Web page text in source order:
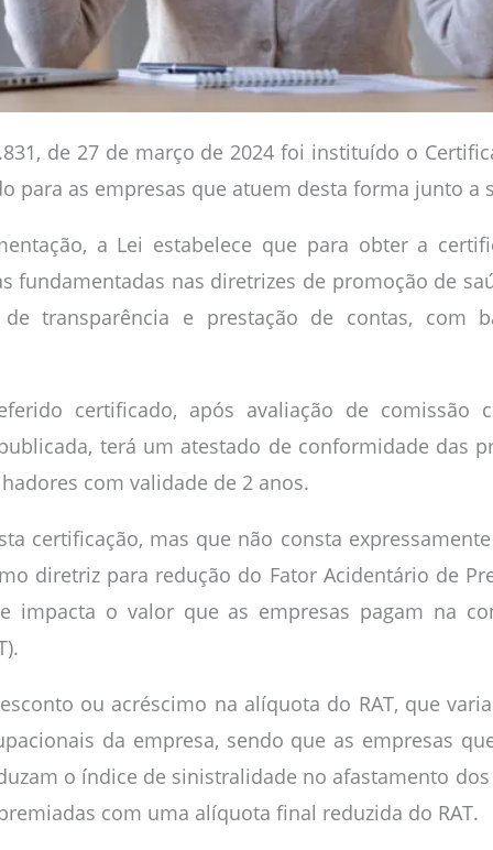
de 27 de março de 2024 foi instituído o
para as empresas que atuem desta forma junto a
a Lei estabelece que para obter a
fundamentadas nas diretrizes de promoção de
transparência e prestação de contas, com
certificado, após avaliação de comissão
terá um atestado de conformidade das
com validade de 2 anos.
certificação, mas que não consta
diretriz para redução do Fator Acidentário de
impacta o valor que as empresas pagam na
ou acréscimo na alíquota do RAT, que
da empresa, sendo que as empresas
o índice de sinistralidade no afastamento
com uma alíquota final reduzida do RAT.